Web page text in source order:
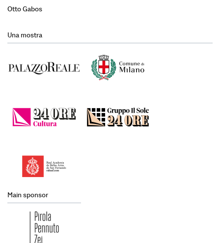
Otto Gabos
Una mostra
Main sponsor